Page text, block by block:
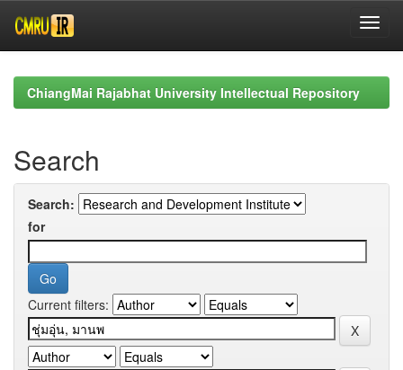
navigationChiangMai Rajabhat University Intellectual Repository
Search
Search:
for
Current filters: